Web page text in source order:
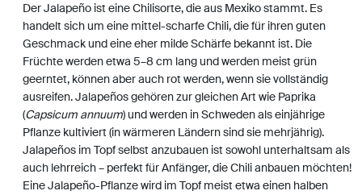
Der Jalapeño ist eine Chilisorte, die aus Mexiko stammt. Es
handelt sich um eine mittel-scharfe Chili, die für ihren guten
Geschmack und eine eher milde Schärfe bekannt ist. Die
Früchte werden etwa 5–8 cm lang und werden meist grün
geerntet, können aber auch rot werden, wenn sie vollständig
ausreifen. Jalapeños gehören zur gleichen Art wie Paprika
(Capsicum annuum) und werden in Schweden als einjährige
Pflanze kultiviert (in wärmeren Ländern sind sie mehrjährig).
Jalapeños im Topf selbst anzubauen ist sowohl unterhaltsam als
auch lehrreich – perfekt für Anfänger, die Chili anbauen möchten!
Eine Jalapeño-Pflanze wird im Topf meist etwa einen halben